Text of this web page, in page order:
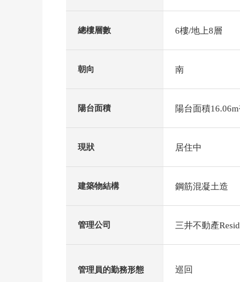
總樓層數 6樓/地上8層
朝向 南
陽台面積 陽台面積
現狀 居住中
建築物結構 鋼筋混凝土造
管理公司 三井不動產
管理員的勤務形態 巡回